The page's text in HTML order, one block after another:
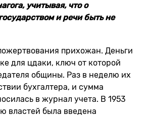
учитывая, что о
и речи быть не
прихожан. Деньги
для цдаки, ключ от которой
общины. Раз в неделю их
бухгалтера, и сумма
в журнал учета. В 1953
властей была введена